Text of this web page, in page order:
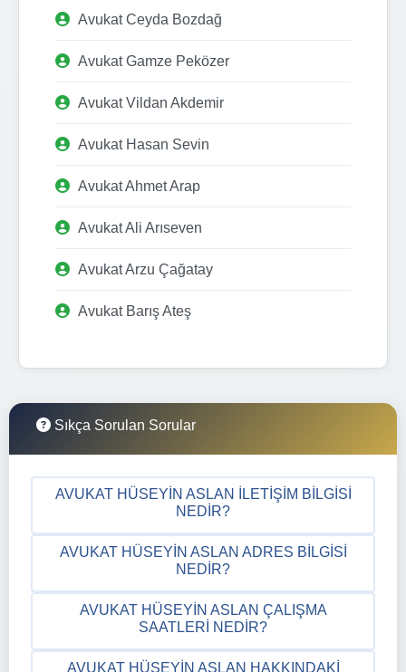
Avukat Ceyda Bozdağ
Avukat Gamze Peközer
Avukat Vildan Akdemir
Avukat Hasan Sevin
Avukat Ahmet Arap
Avukat Ali Arıseven
Avukat Arzu Çağatay
Avukat Barış Ateş
Sıkça Sorulan Sorular
AVUKAT HÜSEYIN ASLAN İLETIŞIM BILGISI
NEDIR?
AVUKAT HÜSEYIN ASLAN ADRES BILGISI
NEDIR?
AVUKAT HÜSEYIN ASLAN ÇALIŞMA
SAATLERI NEDIR?
AVUKAT HÜSEYIN ASLAN HAKKINDAKI